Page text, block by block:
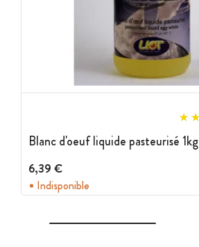
Blanc d'oeuf liquide pasteurisé 1kg
6,39 €
Indisponible